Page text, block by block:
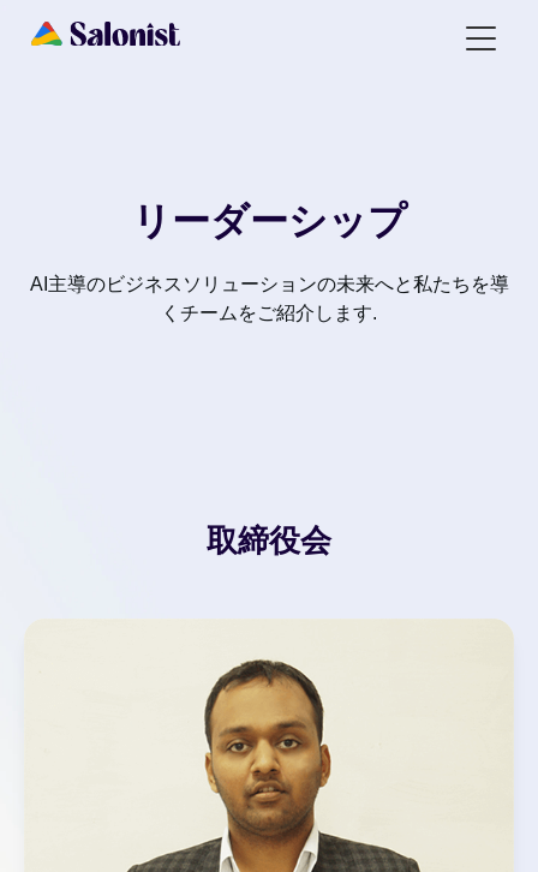
リーダーシップ
AI主導のビジネスソリューションの未来へと私たちを導
くチームをご紹介します.
取締役会